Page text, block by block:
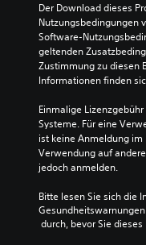
Der Download dieses
Nutzungsbedingungen
Software-
geltenden
Zustimmung zu diesen
Informationen finden
Einmalige
Systeme. Für eine
ist keine Anmeldung
Verwendung auf
jedoch anmelden.
Bitte lesen Sie sich die
Gesundheitswarnungen
durch, bevor Sie